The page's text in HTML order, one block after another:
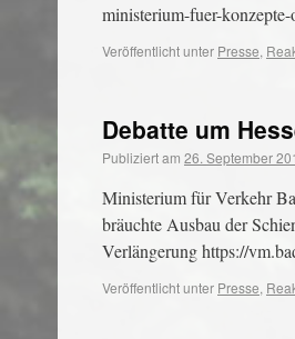
ministerium-fuer-
Veröffentlicht unter Presse,
Debatte um
Publiziert am 26. September
Ministerium für Verkehr
bräuchte Ausbau der
Verlängerung https://
Veröffentlicht unter Presse,